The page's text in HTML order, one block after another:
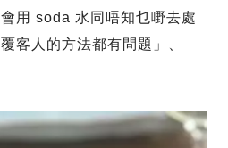
用 soda 水同唔知乜嘢去處
客人的方法都有問題」、